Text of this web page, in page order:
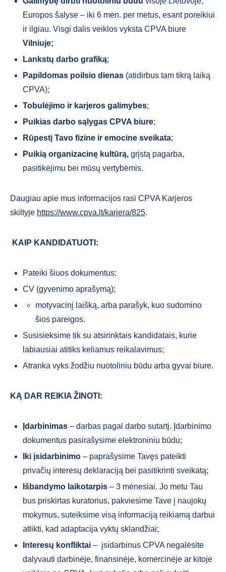
Europos šalyse – iki 6 mėn. per metus, esant poreikiui
ir ilgiau. Visgi dalis veiklos vyksta CPVA biure
Vilniuje;
Lankstų darbo grafiką;
Papildomas poilsio dienas (atidirbus tam tikrą laiką
CPVA);
Tobulėjimo ir karjeros galimybes;
Puikias darbo sąlygas CPVA biure;
Rūpestį Tavo fizine ir emocine sveikata;
Puikią organizacinę kultūrą, grįstą pagarba,
pasitikėjimu bei mūsų vertybėmis.
Daugiau apie mus informacijos rasi CPVA Karjeros
skiltyje https://www.cpva.lt/karjera/825.
KAIP KANDIDATUOTI:
Pateiki šiuos dokumentus:
CV (gyvenimo aprašymą);
motyvacinį laišką, arba parašyk, kuo sudomino
šios pareigos.
Susisieksime tik su atsirinktais kandidatais, kurie
labiausiai atitiks keliamus reikalavimus;
Atranka vyks žodžiu nuotoliniu būdu arba gyvai biure.
KĄ DAR REIKIA ŽINOTI:
Įdarbinimas – darbas pagal darbo sutartį. Įdarbinimo
dokumentus pasirašysime elektroniniu būdu;
Iki įsidarbinimo – paprašysime Tavęs pateikti
privačių interesų deklaraciją bei pasitikrinti sveikatą;
Išbandymo laikotarpis – 3 mėnesiai. Jo metu Tau
bus priskirtas kuratorius, pakviesime Tave į naujokų
mokymus, suteiksime visą informaciją reikiamą darbui
atlikti, kad adaptacija vyktų sklandžiai;
Interesų konfliktai – įsidarbinus CPVA negalėsite
dalyvauti darbinėje, finansinėje, komercinėje ar kitoje